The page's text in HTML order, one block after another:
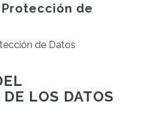
de
de Datos
LOS DATOS